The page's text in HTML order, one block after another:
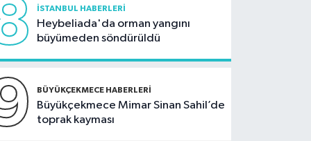
İSTANBUL HABERLERI
Heybeliada'da orman yangını
büyümeden söndürüldü
BÜYÜKÇEKMECE HABERLERI
Büyükçekmece Mimar Sinan Sahil’de
toprak kayması